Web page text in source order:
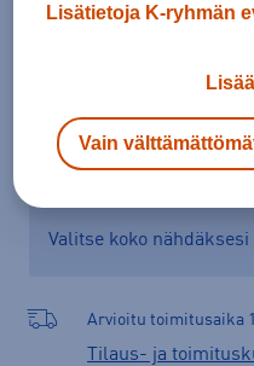
Lisää
Tarkista saatavuus ja
Verkkokauppa: Saatavilla
Valitse koko
Arvioitu toimitusaika
Tilaus- ja
Lisätietoja K-ryhmän
Vain